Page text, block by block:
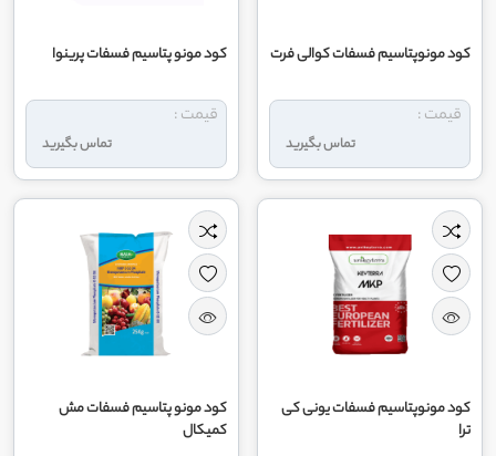
کود مونوپتاسیم فسفات کوالی فرت
تماس بگیرید
قیمت :
کود مونو پتاسیم فسفات پرینوا
تماس بگیرید
قیمت :
کود مونوپتاسیم فسفات یونی کی
ترا
کود مونو پتاسیم فسفات مش
کمیکال